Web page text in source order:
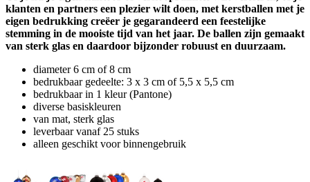
klanten en partners een plezier wilt doen, met kerstballen met je
eigen bedrukking creëer je gegarandeerd een feestelijke
stemming in de mooiste tijd van het jaar. De ballen zijn gemaakt
van sterk glas en daardoor bijzonder robuust en duurzaam.
diameter 6 cm of 8 cm
bedrukbaar gedeelte: 3 x 3 cm of 5,5 x 5,5 cm
bedrukbaar in 1 kleur (Pantone)
diverse basiskleuren
van mat, sterk glas
leverbaar vanaf 25 stuks
alleen geschikt voor binnengebruik